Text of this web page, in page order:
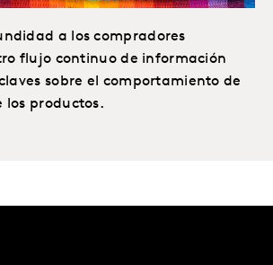
a los compradores
flujo continuo de información
sobre el comportamiento de
los productos.